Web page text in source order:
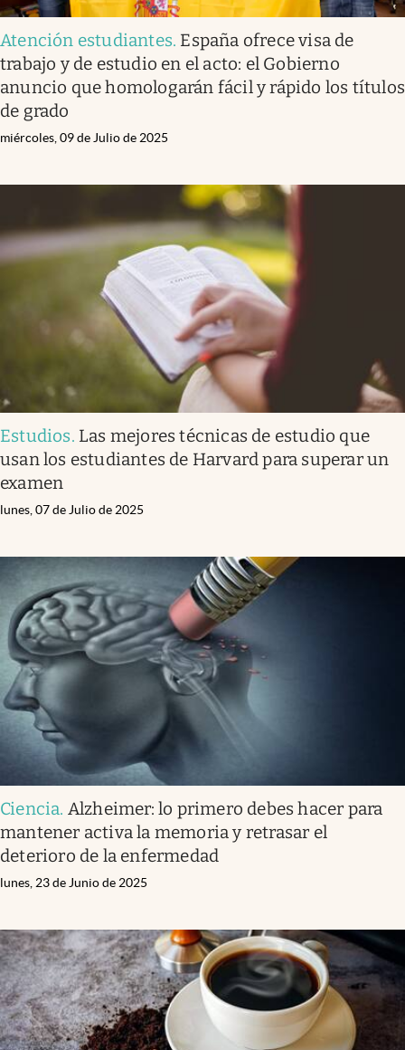
Atención estudiantes. España ofrece visa de
trabajo y de estudio en el acto: el Gobierno
anuncio que homologarán fácil y rápido los títulos
de grado
miércoles, 09 de Julio de 2025
Estudios. Las mejores técnicas de estudio que
usan los estudiantes de Harvard para superar un
examen
lunes, 07 de Julio de 2025
Ciencia. Alzheimer: lo primero debes hacer para
mantener activa la memoria y retrasar el
deterioro de la enfermedad
lunes, 23 de Junio de 2025